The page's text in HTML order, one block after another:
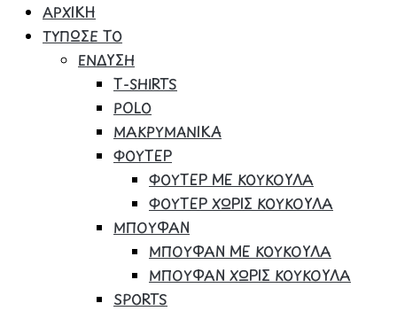
ΑΡΧΙΚΗ
ΤΥΠΩΣΕ ΤΟ
ΕΝΔΥΣΗ
Τ-SHIRTS
POLO
ΜΑΚΡΥΜΑΝΙΚΑ
ΦΟΥΤΕΡ
ΦΟΥΤΕΡ ΜΕ ΚΟΥΚΟΥΛΑ
ΦΟΥΤΕΡ ΧΩΡΙΣ ΚΟΥΚΟΥΛΑ
ΜΠΟΥΦΑΝ
ΜΠΟΥΦΑΝ ΜΕ ΚΟΥΚΟΥΛΑ
ΜΠΟΥΦΑΝ ΧΩΡΙΣ ΚΟΥΚΟΥΛΑ
SPORTS